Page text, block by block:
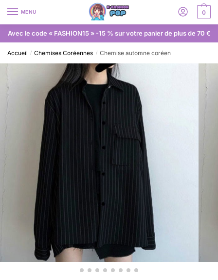
MENU 0
Avec le code « FASHION15 » -15 % sur votre panier de plus de 70 €
Accueil / Chemises Coréennes / Chemise automne coréen